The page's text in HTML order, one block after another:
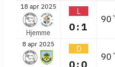
18 apr 2025
Hjemme
L
0:1
90`
8 apr 2025 D
0:0
90`